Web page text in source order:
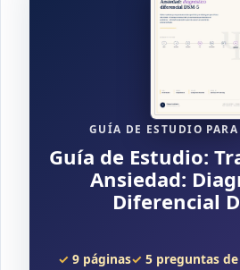
GUÍA DE ESTUDIO PARA
Guía de Estudio:
Ansiedad:
Diferencial
9 páginas
5 preguntas